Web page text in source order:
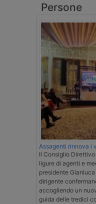
Persone
Assagenti rinnova i
Il Consiglio
ligure di agenti e
presidente
dirigente
accogliendo un
guida delle tredici